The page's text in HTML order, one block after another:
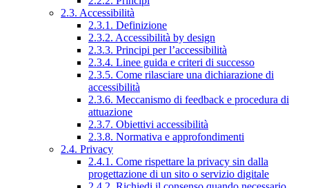
2.3. Accessibilità
2.3.1. Definizione
2.3.2. Accessibilità by design
2.3.3. Principi per l’accessibilità
2.3.4. Linee guida e criteri di successo
2.3.5. Come rilasciare una dichiarazione di
accessibilità
2.3.6. Meccanismo di feedback e procedura di
attuazione
2.3.7. Obiettivi accessibilità
2.3.8. Normativa e approfondimenti
2.4. Privacy
2.4.1. Come rispettare la privacy sin dalla
progettazione di un sito o servizio digitale